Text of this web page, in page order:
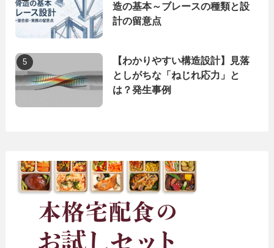
造の基本～ブレースの種類と設
計の留意点
【わかりやすい構造設計】見落
としがちな「ねじれ応力」と
は？発生事例